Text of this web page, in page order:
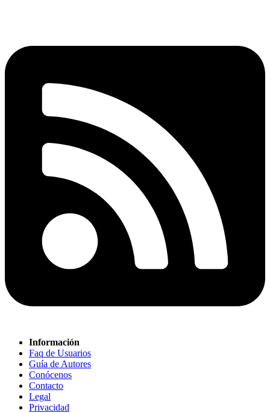
Información
Faq de Usuarios
Guía de Autores
Conócenos
Contacto
Legal
Privacidad